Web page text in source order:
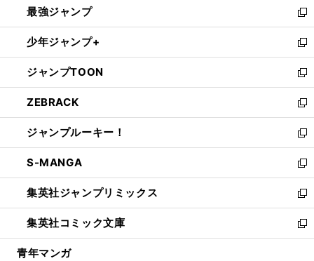
ド
ウ
で
開
く
ィ
ン
ド
ウ
で
開
く
い
ウ
ィ
ン
ド
ウ
で
開
く
最強ジャンプ
新
し
い
ウ
ィ
ン
ド
ウ
で
開
く
少年ジャンプ+
新
し
い
ウ
ィ
ン
ド
ウ
で
開
く
ジャンプTOON
新
し
い
ウ
ィ
ン
ド
ウ
で
開
く
ZEBRACK
新
し
い
ウ
ィ
ン
ド
ウ
で
開
ジャンプルーキー！
新
し
い
ウ
ィ
ン
ド
ウ
S-MANGA
新
し
い
ウ
ィ
ン
集英社ジャンプリミックス
新
し
い
ウ
集英社コミック文庫
新
し
青年マンガ